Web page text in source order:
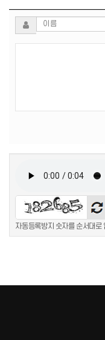
자동등록방지 숫자를 순서대로